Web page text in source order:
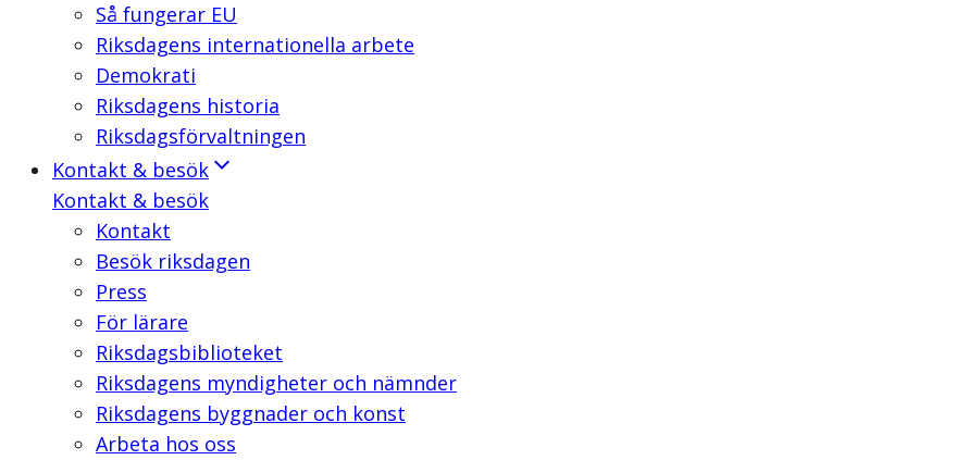
Så fungerar EU
Riksdagens internationella arbete
Demokrati
Riksdagens historia
Riksdagsförvaltningen
Kontakt & besök
Kontakt & besök
Kontakt
Besök riksdagen
Press
För lärare
Riksdagsbiblioteket
Riksdagens myndigheter och nämnder
Riksdagens byggnader och konst
Arbeta hos oss